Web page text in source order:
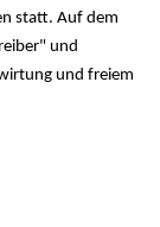
statt. Auf dem
und
und freiem